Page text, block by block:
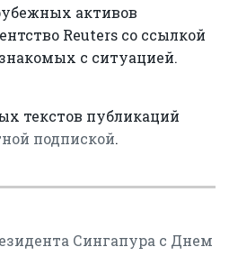
активов
Reuters со ссылкой
с ситуацией.
текстов публикаций
подпиской.
Сингапура с Днем